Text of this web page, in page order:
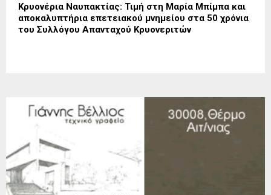
Κρυονέρια Ναυπακτίας: Τιμή στη Μαρία Μπίμπα και
αποκαλυπτήρια επετειακού μνημείου στα 50 χρόνια
του Συλλόγου Απανταχού Κρυονεριτών